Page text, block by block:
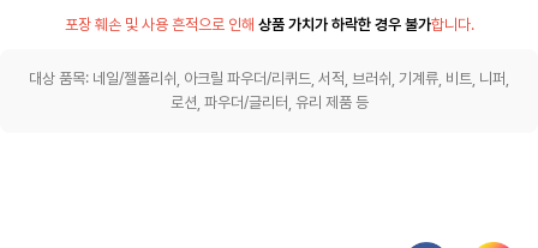
포장 훼손 및 사용 흔적으로 인해 상품 가치가 하락한 경우 불가합니다.
대상 품목: 네일/젤폴리쉬, 아크릴 파우더/리퀴드, 서적, 브러쉬, 기계류, 비트, 니퍼,
로션, 파우더/글리터, 유리 제품 등